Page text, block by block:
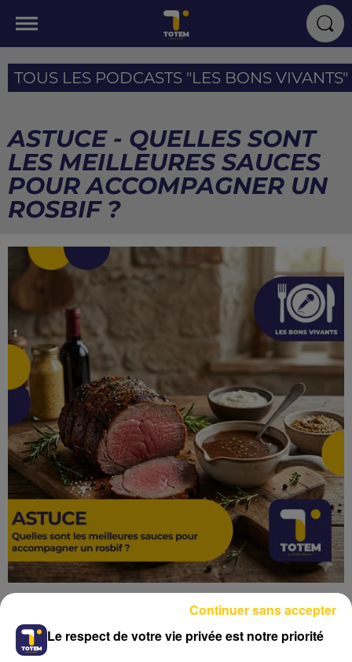
TOUS LES PODCASTS "LES BONS
ASTUCE - QUELLES SONT
LES MEILLEURES SAUCES
POUR ACCOMPAGNER UN
ROSBIF ?
Le respect de votre vie privée est notre priorité
Continuer sans accepter